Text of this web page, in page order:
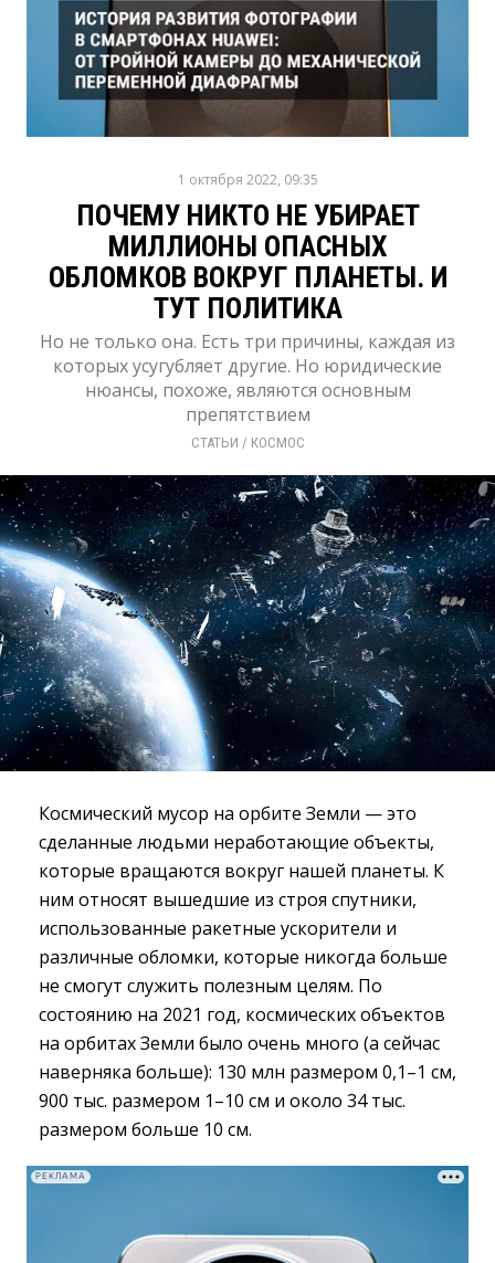
1 октября 2022, 09:35
ПОЧЕМУ НИКТО НЕ УБИРАЕТ
МИЛЛИОНЫ ОПАСНЫХ
ОБЛОМКОВ ВОКРУГ ПЛАНЕТЫ. И
ТУТ ПОЛИТИКА
Но не только она. Есть три причины, каждая из
которых усугубляет другие. Но юридические
нюансы, похоже, являются основным
препятствием
СТАТЬИ / КОСМОС
Космический мусор на орбите Земли — это
сделанные людьми неработающие объекты,
которые вращаются вокруг нашей планеты. К
ним относят вышедшие из строя спутники,
использованные ракетные ускорители и
различные обломки, которые никогда больше
не смогут служить полезным целям. По
состоянию на 2021 год, космических объектов
на орбитах Земли было очень много (а сейчас
наверняка больше): 130 млн размером 0,1–1 см,
900 тыс. размером 1–10 см и около 34 тыс.
размером больше 10 см.
РЕКЛАМА